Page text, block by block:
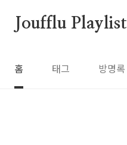
Joufflu Playlist
홈 태그 방명록